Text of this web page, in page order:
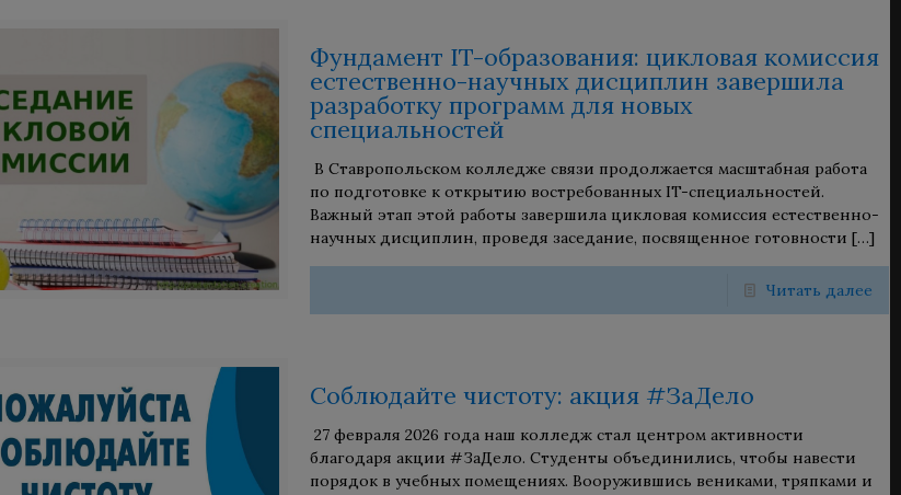
Фундамент IT-образования: цикловая комиссия
естественно-научных дисциплин завершила
разработку программ для новых
специальностей
В Ставропольском колледже связи продолжается масштабная работа
по подготовке к открытию востребованных IT-специальностей.
Важный этап этой работы завершила цикловая комиссия естественно-
научных дисциплин, проведя заседание, посвященное готовности […]
Читать далее
Соблюдайте чистоту: акция #ЗаДело
27 февраля 2026 года наш колледж стал центром активности
благодаря акции #ЗаДело. Студенты объединились, чтобы навести
порядок в учебных помещениях. Вооружившись вениками, тряпками и